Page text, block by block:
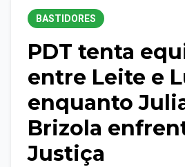
BASTIDORES
PDT tenta
entre Leite e
enquanto
Brizola
Justiça